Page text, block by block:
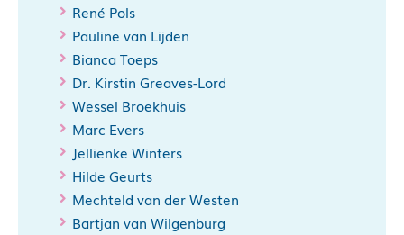
René Pols
Pauline van Lijden
Bianca Toeps
Dr. Kirstin Greaves-Lord
Wessel Broekhuis
Marc Evers
Jellienke Winters
Hilde Geurts
Mechteld van der Westen
Bartjan van Wilgenburg